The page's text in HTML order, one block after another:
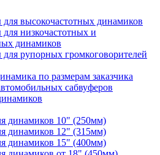
высокочастотных динамиков
низкочастотных и
динамиков
рупорных громкоговорителей
по размерам заказчика
сабвуферов
динамиков 10" (250мм)
динамиков 12" (315мм)
динамиков 15" (400мм)